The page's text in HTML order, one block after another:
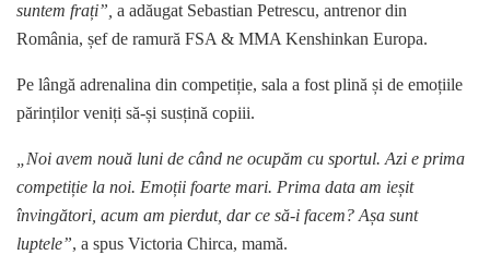
suntem frați”, a adăugat Sebastian Petrescu, antrenor din
România, șef de ramură FSA & MMA Kenshinkan Europa.
Pe lângă adrenalina din competiție, sala a fost plină și de emoțiile
părinților veniți să-și susțină copiii.
„Noi avem nouă luni de când ne ocupăm cu sportul. Azi e prima
competiție la noi. Emoții foarte mari. Prima data am ieșit
învingători, acum am pierdut, dar ce să-i facem? Așa sunt
luptele”, a spus Victoria Chirca, mamă.